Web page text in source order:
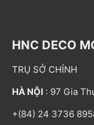
HNC DECO
TRỤ SỞ CHÍNH
HÀ NỘI : 97 Gia
+(84) 24 3736